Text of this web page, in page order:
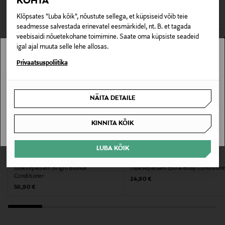
Klõpsates "Luba kõik", nõustute sellega, et küpsiseid võib teie
seadmesse salvestada erinevatel eesmärkidel, nt. B. et tagada
veebisaidi nõuetekohane toimimine. Saate oma küpsiste seadeid
igal ajal muuta selle lehe allosas.
Privaatsuspoliitika
NÄITA DETAILE
KINNITA KÕIK
LUBA KÕIK
200 ml
Juuksetüüp
Niisutavad tooted, Parandavad tooted
200 ml
Tootjamaa
Valmistaja tootenumber
E-POE TAGASTUSED
VAATASID KA
ORIBE
Juuksepalsam Bright Blonde
Conditioner
Original Price
56,90 €
PAUL MITCHELL
Juuksepalsam Extra-Body
Original Price
24,90 €
Stockmann pole Sinu riigis saadaval.
SAAN ARU